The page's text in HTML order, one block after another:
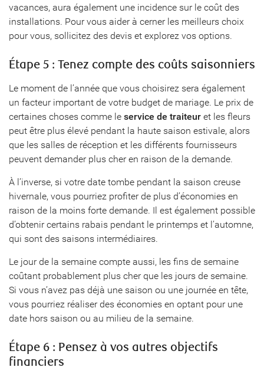
vacances, aura également une incidence sur le coût des
installations. Pour vous aider à cerner les meilleurs choix
pour vous, sollicitez des devis et explorez vos options.
Étape 5 : Tenez compte des coûts saisonniers
Le moment de l’année que vous choisirez sera également
un facteur important de votre budget de mariage. Le prix de
certaines choses comme le service de traiteur et les fleurs
peut être plus élevé pendant la haute saison estivale, alors
que les salles de réception et les différents fournisseurs
peuvent demander plus cher en raison de la demande.
À l’inverse, si votre date tombe pendant la saison creuse
hivernale, vous pourriez profiter de plus d’économies en
raison de la moins forte demande. Il est également possible
d’obtenir certains rabais pendant le printemps et l’automne,
qui sont des saisons intermédiaires.
Le jour de la semaine compte aussi, les fins de semaine
coûtant probablement plus cher que les jours de semaine.
Si vous n’avez pas déjà une saison ou une journée en tête,
vous pourriez réaliser des économies en optant pour une
date hors saison ou au milieu de la semaine.
Étape 6 : Pensez à vos autres objectifs
financiers